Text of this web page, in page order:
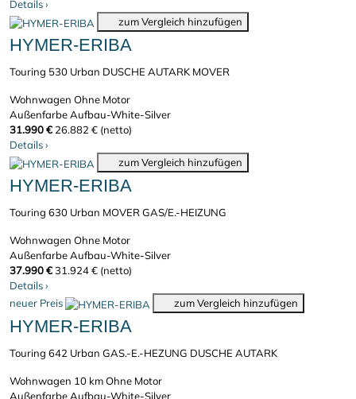
Details›
zum Vergleich hinzufügen
HYMER-ERIBA
Touring 530 Urban DUSCHE AUTARK MOVER
Wohnwagen Ohne Motor
Außenfarbe Aufbau-White-Silver
31.990 € 26.882 € (netto)
Details›
zum Vergleich hinzufügen
HYMER-ERIBA
Touring 630 Urban MOVER GAS/E.-HEIZUNG
Wohnwagen Ohne Motor
Außenfarbe Aufbau-White-Silver
37.990 €31.924 € (netto)
Details›
neuer Preis
zum Vergleich hinzufügen
HYMER-ERIBA
Touring 642 Urban GAS.-E.-HEZUNG DUSCHE AUTARK
Wohnwagen 10 kmOhne Motor
Außenfarbe Aufbau-White-Silver